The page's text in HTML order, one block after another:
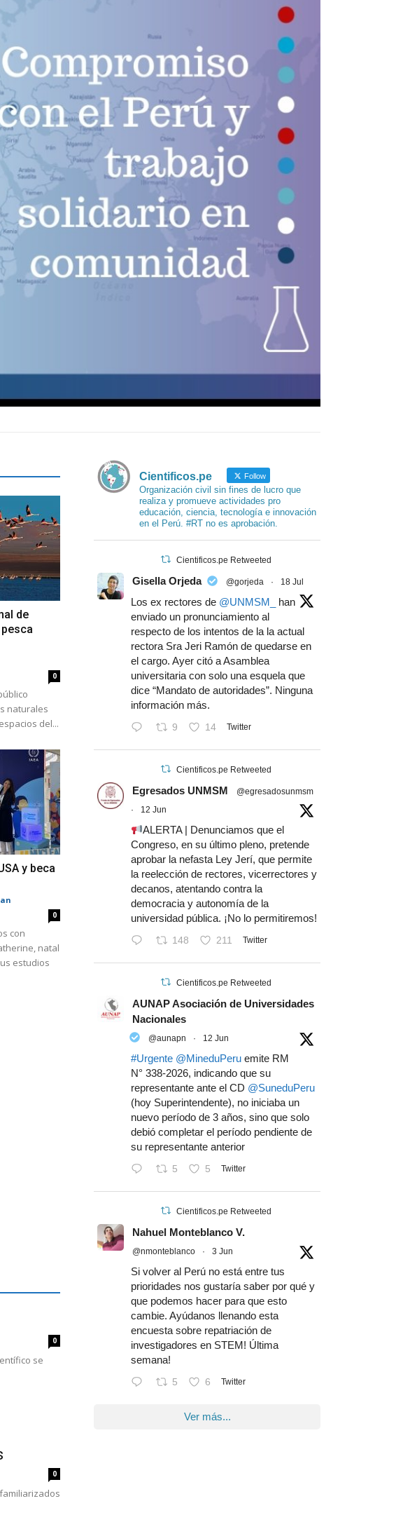
de
0
naturales
del...
y beca
0
con
natal
estudios
0
se
0
Cientificos.pe Follow
Organización civil sin fines de lucro que
realiza y promueve actividades pro
educación, ciencia, tecnología e innovación
en el Perú. #RT no es aprobación.
Cientificos.pe Retweeted
Gisella Orjeda @gorjeda · 18 Jul
Los ex rectores de @UNMSM_
han
enviado un pronunciamiento al
respecto de los intentos de la la actual
rectora Sra Jeri Ramón de quedarse en
el cargo. Ayer citó a Asamblea
universitaria con solo una esquela que
dice “Mandato de autoridades”. Ninguna
información más.
9 14 Twitter
Cientificos.pe Retweeted
Egresados UNMSM
@egresadosunmsm
·
12 Jun
ALERTA | Denunciamos que el
Congreso, en su último pleno, pretende
aprobar la nefasta Ley Jerí, que permite
la reelección de rectores, vicerrectores y
decanos, atentando contra la
democracia y autonomía de la
universidad pública. ¡No lo permitiremos!
148 211 Twitter
Cientificos.pe Retweeted
AUNAP Asociación de Universidades
Nacionales
@aunapn · 12 Jun
#Urgente @MineduPeru emite RM
N° 338-2026, indicando que su
representante ante el CD @SuneduPeru
(hoy Superintendente), no iniciaba un
nuevo período de 3 años, sino que solo
debió completar el período pendiente de
su representante anterior
5 5 Twitter
Cientificos.pe Retweeted
Nahuel Monteblanco V.
@nmonteblanco · 3 Jun
Si volver al Perú no está entre tus
prioridades nos gustaría saber por qué y
que podemos hacer para que esto
cambie. Ayúdanos llenando esta
encuesta sobre repatriación de
investigadores en STEM! Última
semana!
5 6 Twitter
Ver más...